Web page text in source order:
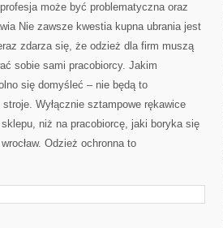
BYĆ
KŁOPOTLIWA
UCIĄŻLIWA.
może być problematyczna oraz
Nie zawsze kwestia kupna ubrania jest
zdarza się, że odzież dla firm muszą
sobie sami pracobiorcy. Jakim
się domyśleć – nie będą to
stroje. Wyłącznie sztampowe rękawice
niż na pracobiorcę, jaki boryka się
Odzież ochronna to